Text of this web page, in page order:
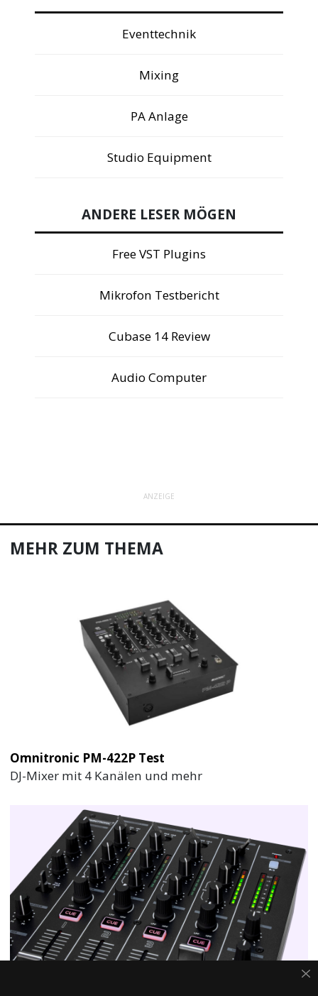
Eventtechnik
Mixing
PA Anlage
Studio Equipment
ANDERE LESER MÖGEN
Free VST Plugins
Mikrofon Testbericht
Cubase 14 Review
Audio Computer
ANZEIGE
MEHR ZUM THEMA
Omnitronic PM-422P Test
DJ-Mixer mit 4 Kanälen und mehr